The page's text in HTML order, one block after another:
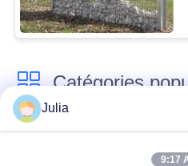
Catégories
Barrière défensive
Julia
9:17